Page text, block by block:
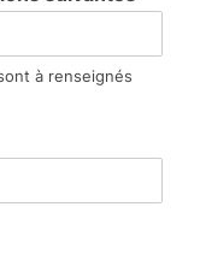
à renseignés